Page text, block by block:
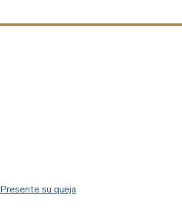
Presente su queja